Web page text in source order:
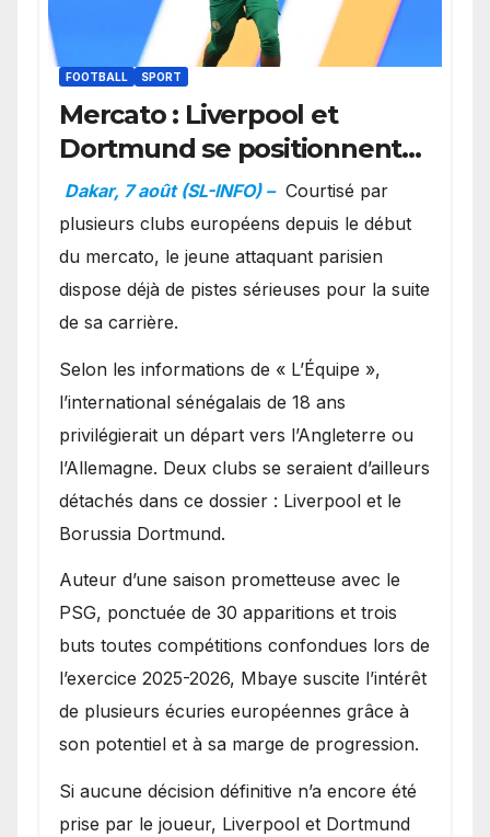
FOOTBALL SPORT
Mercato : Liverpool et
Dortmund se positionnent
en favoris pour recruter
Ibrahim Mbaye
Dakar, 7 août (SL-INFO) – Courtisé par
plusieurs clubs européens depuis le début
du mercato, le jeune attaquant parisien
dispose déjà de pistes sérieuses pour la suite
de sa carrière.
Selon les informations de « L’Équipe »,
l’international sénégalais de 18 ans
privilégierait un départ vers l’Angleterre ou
l’Allemagne. Deux clubs se seraient d’ailleurs
détachés dans ce dossier : Liverpool et le
Borussia Dortmund.
Auteur d’une saison prometteuse avec le
PSG, ponctuée de 30 apparitions et trois
buts toutes compétitions confondues lors de
l’exercice 2025-2026, Mbaye suscite l’intérêt
de plusieurs écuries européennes grâce à
son potentiel et à sa marge de progression.
Si aucune décision définitive n’a encore été
prise par le joueur, Liverpool et Dortmund